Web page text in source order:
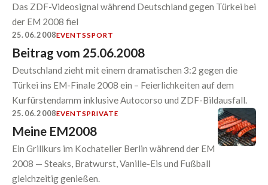
Das ZDF-Videosignal während Deutschland gegen Türkei bei
der EM 2008 fiel
25.06.2008EVENTSSPORT
Beitrag vom 25.06.2008
Deutschland zieht mit einem dramatischen 3:2 gegen die
Türkei ins EM-Finale 2008 ein – Feierlichkeiten auf dem
Kurfürstendamm inklusive Autocorso und ZDF-Bildausfall.
25.06.2008EVENTSPRIVATE
Meine EM2008
Ein Grillkurs im Kochatelier Berlin während der EM
2008 — Steaks, Bratwurst, Vanille-Eis und Fußball
gleichzeitig genießen.